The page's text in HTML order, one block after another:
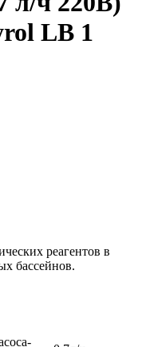
LB 1
реагентов в
бассейнов.